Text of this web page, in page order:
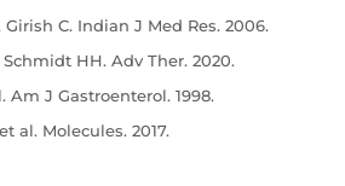
Girish C. Indian J Med Res. 2006.
HH. Adv Ther. 2020.
Am J Gastroenterol. 1998.
al. Molecules. 2017.